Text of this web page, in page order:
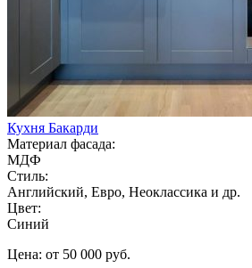
Кухня Бакарди
Материал фасада:
МДФ
Стиль:
Английский, Евро, Неоклассика и др.
Цвет:
Синий
Цена: от 50 000 руб.